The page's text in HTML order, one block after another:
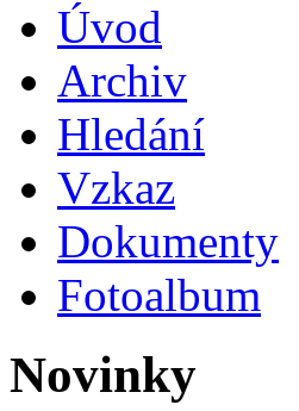
Úvod
Archiv
Hledání
Vzkaz
Dokumenty
Fotoalbum
Novinky